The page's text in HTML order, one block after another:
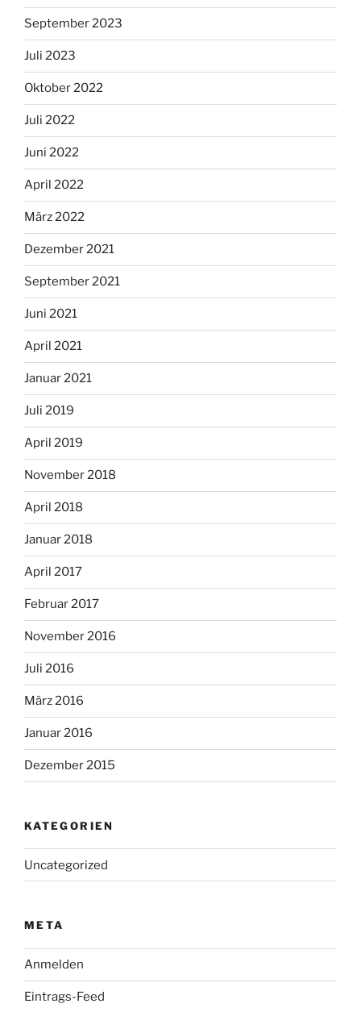
September 2023
Juli 2023
Oktober 2022
Juli 2022
Juni 2022
April 2022
März 2022
Dezember 2021
September 2021
Juni 2021
April 2021
Januar 2021
Juli 2019
April 2019
November 2018
April 2018
Januar 2018
April 2017
Februar 2017
November 2016
Juli 2016
März 2016
Januar 2016
Dezember 2015
KATEGORIEN
Uncategorized
META
Anmelden
Eintrags-Feed